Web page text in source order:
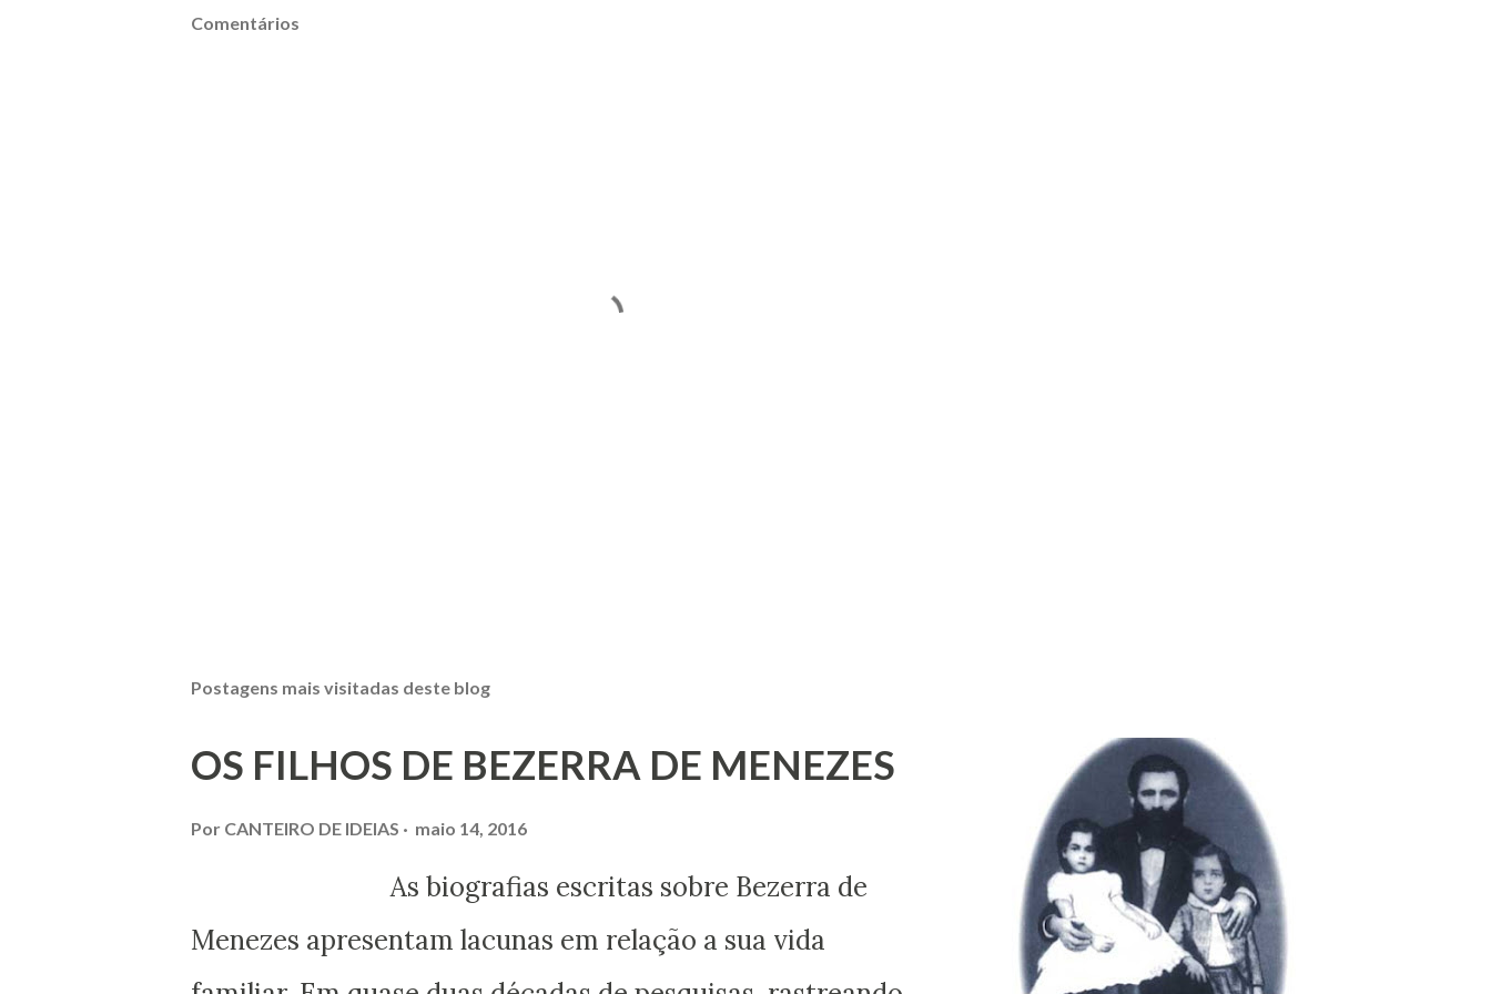
Comentários
Postagens mais visitadas deste blog
OS FILHOS DE BEZERRA DE MENEZES
Por CANTEIRO DE IDEIAS maio 14, 2016
As biografias escritas sobre Bezerra de
Menezes apresentam lacunas em relação a sua vida